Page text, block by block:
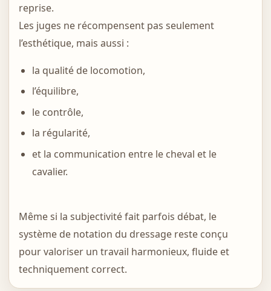
reprise.
Les juges ne récompensent pas seulement
l’esthétique, mais aussi :
la qualité de locomotion,
l’équilibre,
le contrôle,
la régularité,
et la communication entre le cheval et le
cavalier.
Même si la subjectivité fait parfois débat, le
système de notation du dressage reste conçu
pour valoriser un travail harmonieux, fluide et
techniquement correct.